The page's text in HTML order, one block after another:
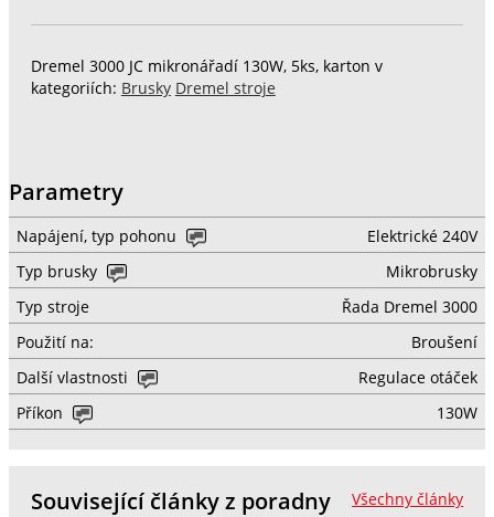
Dremel 3000 JC mikronářadí 130W, 5ks, karton v
kategoriích: Brusky Dremel stroje
Parametry
Napájení, typ pohonu
Elektrické 240V
Typ brusky
Mikrobrusky
Typ stroje
Řada Dremel 3000
Použití na:
Broušení
Další vlastnosti
Regulace otáček
Příkon
130W
Všechny články
Související články z poradny